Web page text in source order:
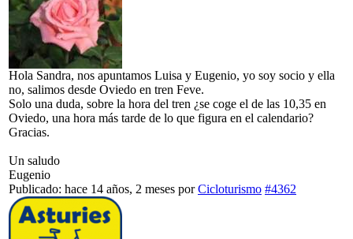
Hola Sandra, nos apuntamos Luisa y Eugenio, yo soy socio y ella
no, salimos desde Oviedo en tren Feve.
Solo una duda, sobre la hora del tren ¿se coge el de las 10,35 en
Oviedo, una hora más tarde de lo que figura en el calendario?
Gracias.
Un saludo
Eugenio
Publicado: hace 14 años, 2 meses porCicloturismo #4362